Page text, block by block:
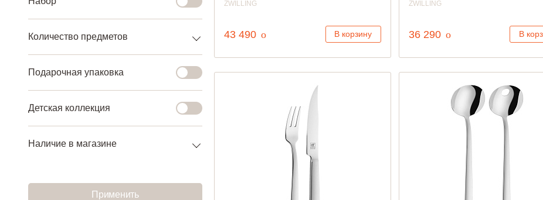
Количество предметов
Подарочная упаковка
Детская коллекция
Наличие в магазине
Применить
ZWILLING
43 490 руб.
o В корзину
ZWILLING
36 290 руб.
o В